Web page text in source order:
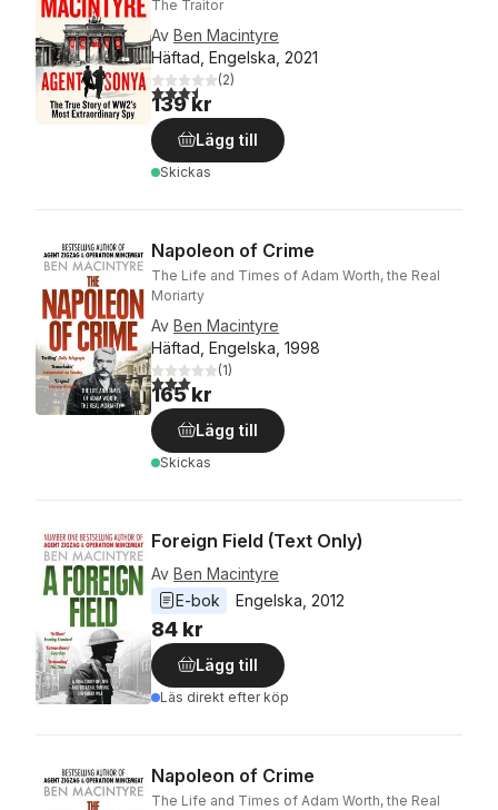
The Traitor
Av Ben Macintyre
Häftad, Engelska, 2021
3,5utav 5 stjärnor. Totalt antal röster:
(2)
139 kr
Lägg till
Skickas
Napoleon of Crime
The Life and Times of Adam Worth, the Real
Moriarty
Av Ben Macintyre
Häftad, Engelska, 1998
3,0utav 5 stjärnor. Totalt antal röster:
(1)
165 kr
Lägg till
Skickas
Foreign Field (Text Only)
Av Ben Macintyre
E-bok
Engelska 2012
84 kr
Lägg till
Läs direkt efter köp
Napoleon of Crime
The Life and Times of Adam Worth, the Real